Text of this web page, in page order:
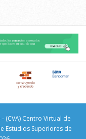
(CVA) Centro Virtual de
Estudios Superiores de